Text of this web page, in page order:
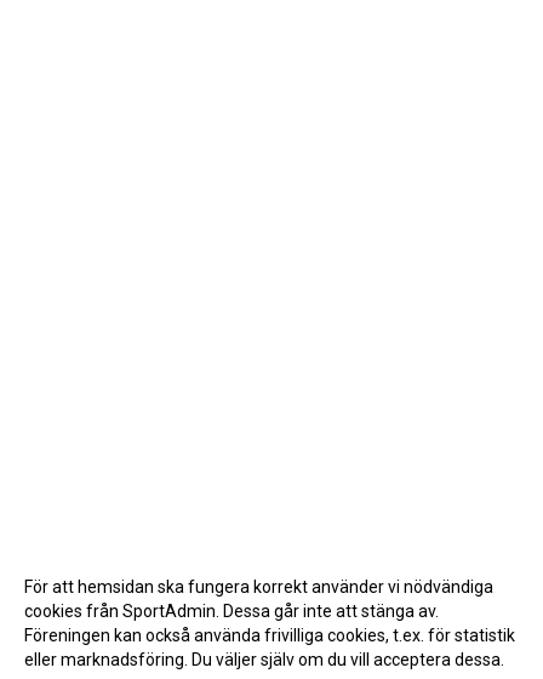
För att hemsidan ska fungera korrekt använder vi nödvändiga
cookies från SportAdmin. Dessa går inte att stänga av.
Föreningen kan också använda frivilliga cookies, t.ex. för statistik
eller marknadsföring. Du väljer själv om du vill acceptera dessa.